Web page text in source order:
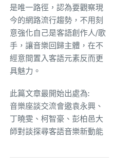
是唯一路徑，認為要觀察現
今的網路流行趨勢，不用刻
意強化自己是客語創作人/歌
手，讓音樂回歸主體，在不
經意間置入客語元素反而更
具魅力。
此篇文章最開始出處為:
音樂座談交流會邀袁永興、
丁曉雯、柯智豪、彭柏邑大
師對談探尋客語音樂新動能